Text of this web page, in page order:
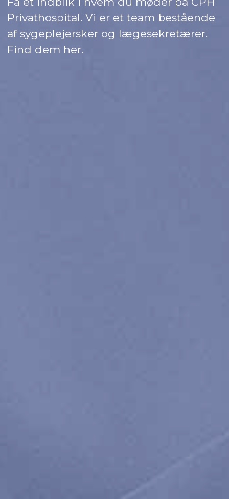
Privathospital. Vi er et team bestående
af sygeplejersker og lægesekretærer.
Find dem her.